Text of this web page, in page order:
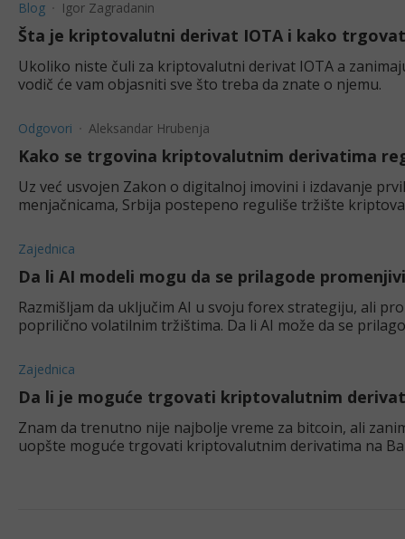
Blog Igor Zagradanin
Šta je kriptovalutni derivat IOTA i kako
Ukoliko niste čuli za kriptovalutni derivat IOTA a
vodič će vam objasniti sve što treba da znate o njemu.
Odgovori Aleksandar Hrubenja
Kako se trgovina kriptovalutnim derivatima
Uz već usvojen Zakon o digitalnoj imovini i izdavanje
menjačnicama, Srbija postepeno reguliše tržište
Zajednica
Da li AI modeli mogu da se prilagode
Razmišljam da uključim AI u svoju forex strategiju, ali
poprilično volatilnim tržištima. Da li AI može da se
Zajednica
Da li je moguće trgovati kriptovalutnim
Znam da trenutno nije najbolje vreme za bitcoin, ali
uopšte moguće trgovati kriptovalutnim derivatima na